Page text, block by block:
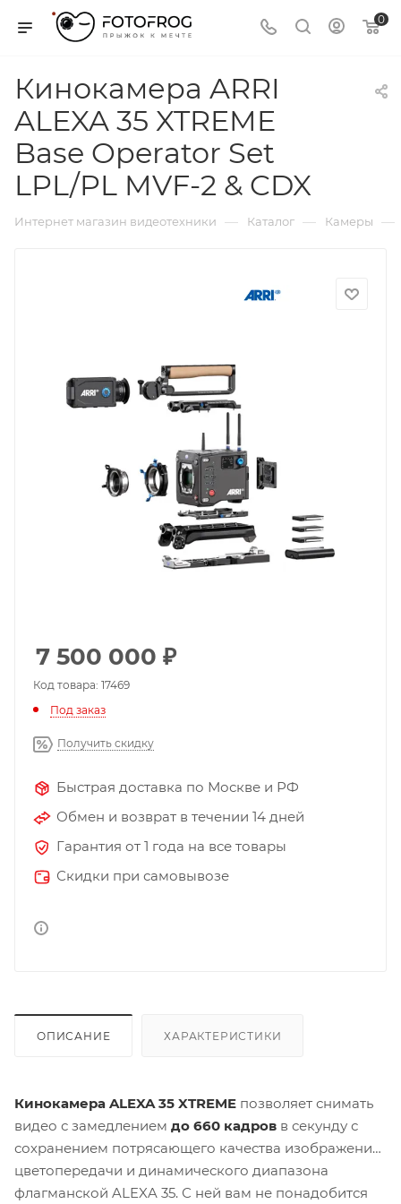
0
Кинокамера ARRI
ALEXA 35 XTREME
Base Operator Set
LPL/PL MVF-2 & CDX
Интернет магазин видеотехники — Каталог — Камеры —
7 500 000 ₽
Код товара: 17469
Под заказ
Получить скидку
Быстрая доставка по Москве и РФ
Обмен и возврат в течении 14 дней
Гарантия от 1 года на все товары
Скидки при самовывозе
ОПИСАНИЕ ХАРАКТЕРИСТИКИ
Кинокамера ALEXA 35 XTREME позволяет снимать
видео с замедлением до 660 кадров в секунду с
сохранением потрясающего качества изображения,
цветопередачи и динамического диапазона
флагманской ALEXA 35. С ней вам не понадобится